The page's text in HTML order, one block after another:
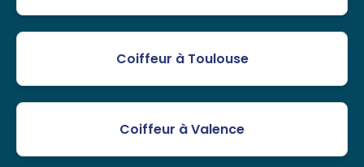
Coiffeur à Toulouse
Coiffeur à Valence